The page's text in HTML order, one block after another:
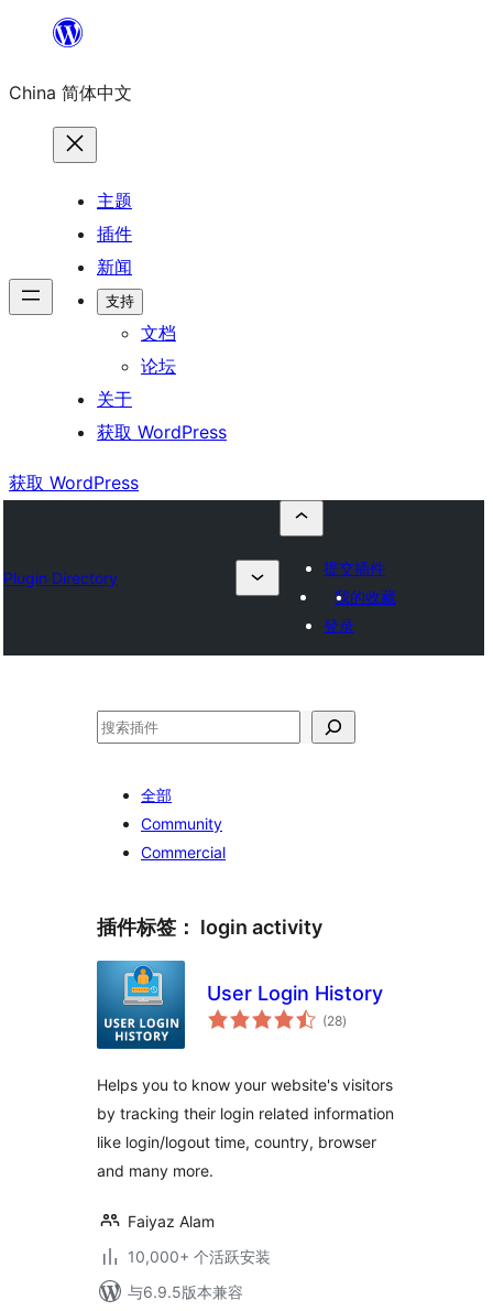
内
China 简体中文
主题
插件
新闻
支持
文档
论坛
关于
获取 WordPress
获取 WordPress
Plugin Directory
提交插件
我的收藏
登录
搜
全部
Community
Commercial
插件标签： login activity
User Login History
(28总
评)
Helps you to know your website's visitors
by tracking their login related information
like login/logout time, country, browser
and many more.
Faiyaz Alam
10,000+ 个活跃安装
与6.9.5版本兼容